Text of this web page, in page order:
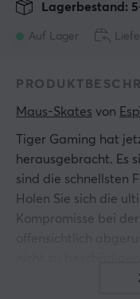
Auf Lager
Lagerbestand:
Maus-Skates von
Tiger Gaming hat
herausgebracht. Es
sind die schnellsten
Holen Sie sich die
Kompromisse bei